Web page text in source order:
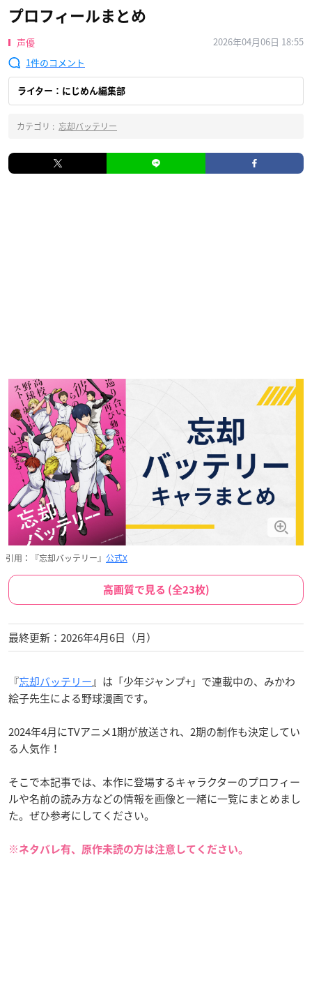
プロフィールまとめ
声優
2026年04月06日 18:55
1
ライター：にじめん編集部
カテゴリ : 忘却バッテリー
引用：『忘却バッテリー』 公式X
高画質で見る (全23枚)
最終更新：2026年4月6日（月）
『忘却バッテリー』は「少年ジャンプ+」で連載中の、みかわ
絵子先生による野球漫画です。
2024年4月にTVアニメ1期が放送され、2期の制作も決定してい
る人気作！
そこで本記事では、本作に登場するキャラクターのプロフィー
ルや名前の読み方などの情報を画像と一緒に一覧にまとめまし
た。ぜひ参考にしてください。
※ネタバレ有、原作未読の方は注意してください。